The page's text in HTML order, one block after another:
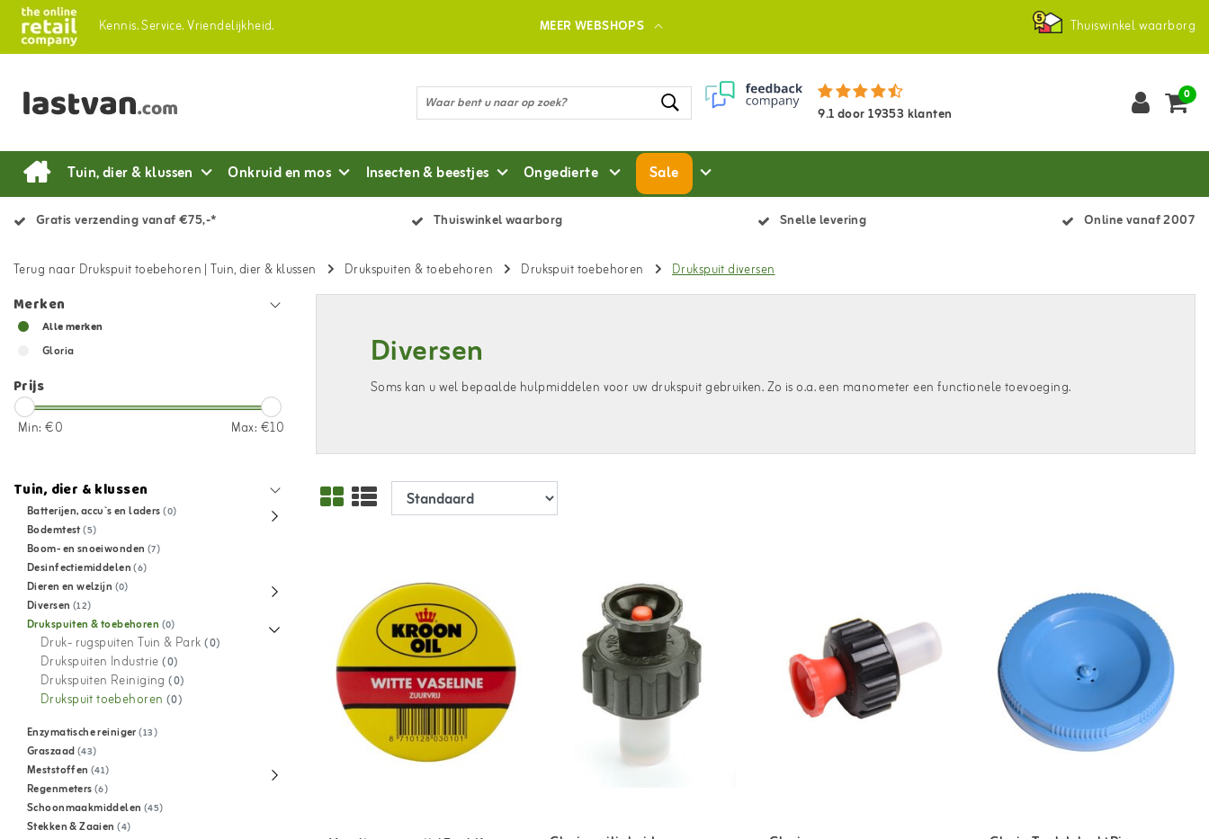
Kennis.Service.Vriendelijkheid. MEER WEBSHOPS Thuiswinkel waarborg
9.1door19353 klanten
0
Tuin, dier & klussen Onkruid en mos Insecten & beestjes Ongedierte Sale
Gratis verzending vanaf €75,-* Thuiswinkel waarborg Snelle levering Online vanaf 2007
Terug naar Drukspuit toebehoren |Tuin, dier & klussen Drukspuiten & toebehoren Drukspuit toebehoren Drukspuit diversen
Merken
Alle merken
Gloria
Prijs
Min: €0 Max: €10
Tuin, dier & klussen
Batterijen, accu`s en laders(0)
Bodemtest(5)
Boom- en snoeiwonden (7)
Desinfectiemiddelen(6)
Dieren en welzijn (0)
Diversen (12)
Drukspuiten & toebehoren (0)
Druk- rugspuiten Tuin & Park(0)
Drukspuiten Industrie(0)
Drukspuiten Reiniging(0)
Drukspuit toebehoren (0)
Enzymatische reiniger(13)
Graszaad(43)
Meststoffen(41)
Regenmeters(6)
Schoonmaakmiddelen (45)
Stekken & Zaaien(4)
Diversen
Soms kan u wel bepaalde hulpmiddelen voor uw drukspuit gebruiken. Zo is o.a. een manometer een functionele toevoeging.